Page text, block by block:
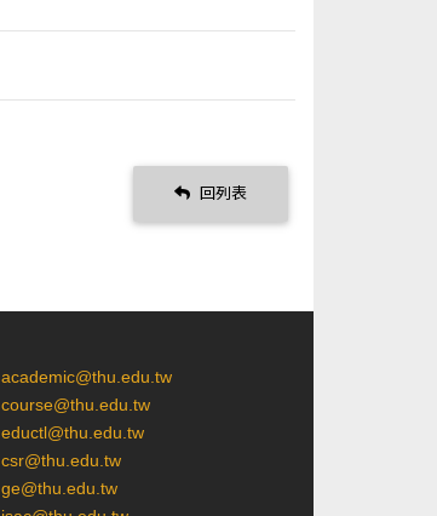
回列表
academic@thu.edu.tw
course@thu.edu.tw
eductl@thu.edu.tw
csr@thu.edu.tw
ge@thu.edu.tw